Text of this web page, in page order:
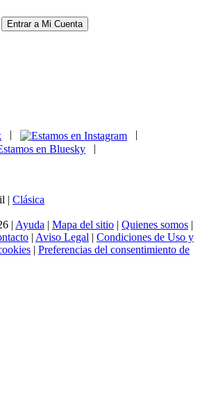
Entrar a Mi Cuenta
|
| Clásica
| Ayuda | Mapa del sitio | Quienes somos |
| Aviso Legal | Condiciones de Uso y
| Preferencias del consentimiento de